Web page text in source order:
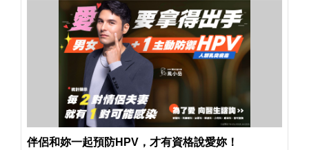
伴侶和妳一起預防HPV，才有資格說愛妳！